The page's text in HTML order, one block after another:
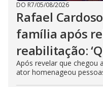
DO R7/05/08/2026
Rafael
família após
reabilitação:
Após revelar que chegou
ator homenageou